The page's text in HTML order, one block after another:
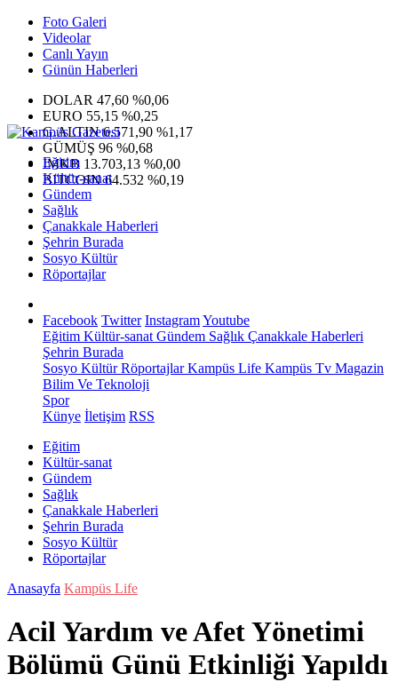
Foto Galeri
Videolar
Canlı Yayın
Günün Haberleri
DOLAR 47,60 %0,06
EURO 55,15 %0,25
G.ALTIN6.571,90 %1,17
GÜMÜŞ 96 %0,68
IMKB 13.703,13 %0,00
BITCOIN64.532 %0,19
Eğitim
Kültür-sanat
Gündem
Sağlık
Çanakkale Haberleri
Şehrin Burada
Sosyo Kültür
Röportajlar
Facebook Twitter InstagramYoutube
Eğitim Kültür-sanat Gündem Sağlık Çanakkale Haberleri
Şehrin Burada
Sosyo KültürRöportajlarKampüs Life Kampüs Tv Magazin
Bilim Ve Teknoloji
Spor
Künye İletişim RSS
Eğitim
Kültür-sanat
Gündem
Sağlık
Çanakkale Haberleri
Şehrin Burada
Sosyo Kültür
Röportajlar
Anasayfa Kampüs Life
Acil Yardım ve Afet Yönetimi
Bölümü Günü Etkinliği Yapıldı